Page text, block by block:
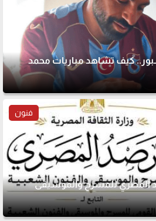
كيف تشاهد مباريات محمد
فنون
المصري للمسرح والموسيقى